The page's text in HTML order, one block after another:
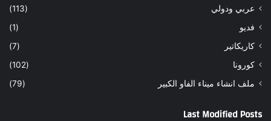
عربي ودولي
(113)
فديو
(1)
كاريكاتير
(7)
كورونا
(102)
ملف انشاء ميناء الفاو الكبير
(79)
Last Modified Posts